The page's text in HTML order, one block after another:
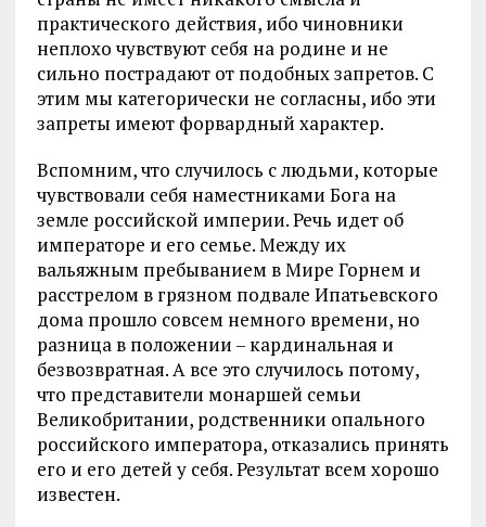
практического действия, ибо чиновники
неплохо чувствуют себя на родине и не
сильно пострадают от подобных запретов. С
этим мы категорически не согласны, ибо эти
запреты имеют форвардный характер.
Вспомним, что случилось с людьми, которые
чувствовали себя наместниками Бога на
земле российской империи. Речь идет об
императоре и его семье. Между их
вальяжным пребыванием в Мире Горнем и
расстрелом в грязном подвале Ипатьевского
дома прошло совсем немного времени, но
разница в положении – кардинальная и
безвозвратная. А все это случилось потому,
что представители монаршей семьи
Великобритании, родственники опального
российского императора, отказались принять
его и его детей у себя. Результат всем хорошо
известен.